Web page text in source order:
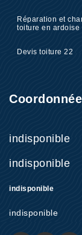
Réparation et
toiture en ardoise
Devis toiture 22
indisponible
indisponible
indisponible
indisponible